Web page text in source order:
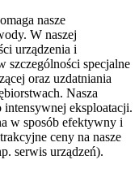
nasze
W naszej
urządzenia i
szczególności specjalne
oraz uzdatniania
Nasza
intensywnej eksploatacji.
w sposób efektywny i
ceny na nasze
serwis urządzeń).